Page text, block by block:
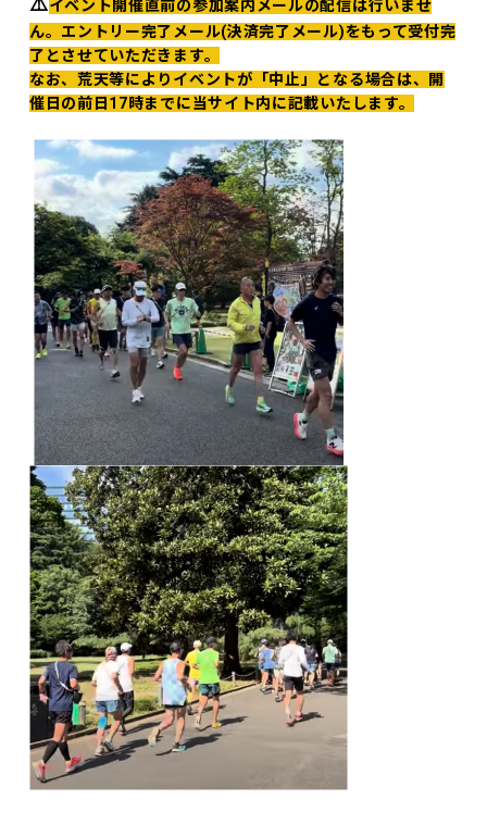
イベント開催直前の参加案内メールの配信は行いませ
ん。エントリー完了メール(決済完了メール)をもって受付完
了とさせていただきます。
なお、荒天等によりイベントが「中止」となる場合は、開
催日の前日17時までに当サイト内に記載いたします。